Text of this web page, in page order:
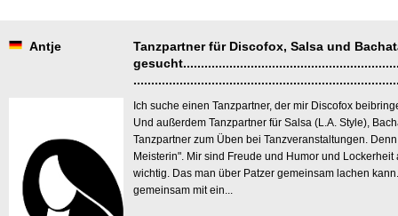
Antje
Tanzpartner für Discofox, Salsa und
Ich suche einen Tanzpartner, der mir Discofox
Und außerdem Tanzpartner für Salsa (L.A. Style),
Tanzpartner zum Üben bei Tanzveranstaltungen.
Meisterin". Mir sind Freude und Humor und Lockerheit
wichtig. Das man über Patzer gemeinsam lachen
gemeinsam mit ein...